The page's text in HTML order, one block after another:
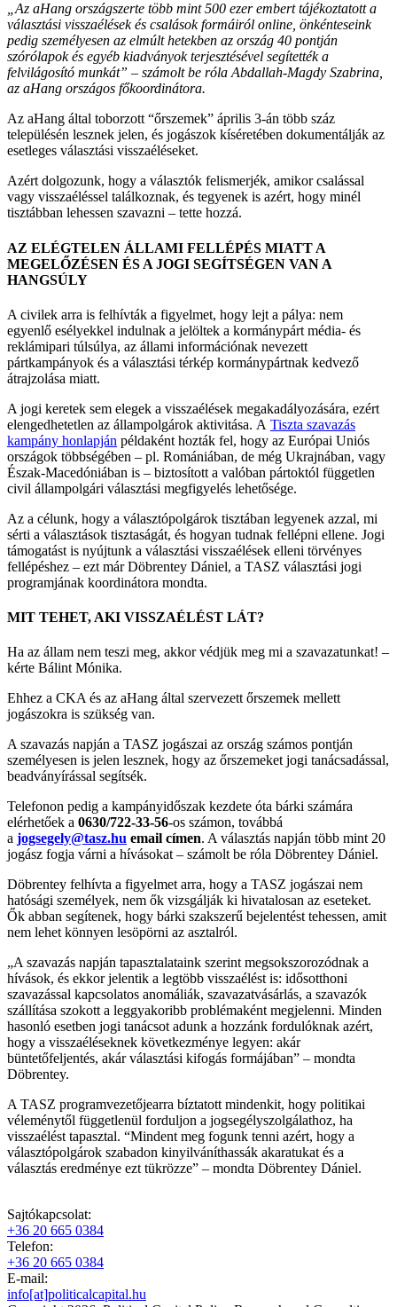
„Az aHang országszerte több mint 500 ezer embert tájékoztatott a
választási visszaélések és csalások formáiról online, önkénteseink
pedig személyesen az elmúlt hetekben az ország 40 pontján
szórólapok és egyéb kiadványok terjesztésével segítették a
felvilágosító munkát” – számolt be róla Abdallah-Magdy Szabrina,
az aHang országos főkoordinátora.
Az aHang által toborzott “őrszemek” április 3-án több száz
településén lesznek jelen, és jogászok kíséretében dokumentálják az
esetleges választási visszaéléseket.
Azért dolgozunk, hogy a választók felismerjék, amikor csalással
vagy visszaéléssel találkoznak, és tegyenek is azért, hogy minél
tisztábban lehessen szavazni – tette hozzá.
AZ ELÉGTELEN ÁLLAMI FELLÉPÉS MIATT A
MEGELŐZÉSEN ÉS A JOGI SEGÍTSÉGEN VAN A
HANGSÚLY
A civilek arra is felhívták a figyelmet, hogy lejt a pálya: nem
egyenlő esélyekkel indulnak a jelöltek a kormánypárt média- és
reklámipari túlsúlya, az állami információnak nevezett
pártkampányok és a választási térkép kormánypártnak kedvező
átrajzolása miatt.
A jogi keretek sem elegek a visszaélések megakadályozására, ezért
elengedhetetlen az állampolgárok aktivitása. A Tiszta szavazás
kampány honlapján példaként hozták fel, hogy az Európai Uniós
országok többségében – pl. Romániában, de még Ukrajnában, vagy
Észak-Macedóniában is – biztosított a valóban pártoktól független
civil állampolgári választási megfigyelés lehetősége.
Az a célunk, hogy a választópolgárok tisztában legyenek azzal, mi
sérti a választások tisztaságát, és hogyan tudnak fellépni ellene. Jogi
támogatást is nyújtunk a választási visszaélések elleni törvényes
fellépéshez – ezt már Döbrentey Dániel, a TASZ választási jogi
programjának koordinátora mondta.
MIT TEHET, AKI VISSZAÉLÉST LÁT?
Ha az állam nem teszi meg, akkor védjük meg mi a szavazatunkat! –
kérte Bálint Mónika.
Ehhez a CKA és az aHang által szervezett őrszemek mellett
jogászokra is szükség van.
A szavazás napján a TASZ jogászai az ország számos pontján
személyesen is jelen lesznek, hogy az őrszemeket jogi tanácsadással,
beadványírással segítsék.
Telefonon pedig a kampányidőszak kezdete óta bárki számára
elérhetőek a 0630/722-33-56-os számon, továbbá
a jogsegely@tasz.hu email címen. A választás napján több mint 20
jogász fogja várni a hívásokat – számolt be róla Döbrentey Dániel.
Döbrentey felhívta a figyelmet arra, hogy a TASZ jogászai nem
hatósági személyek, nem ők vizsgálják ki hivatalosan az eseteket.
Ők abban segítenek, hogy bárki szakszerű bejelentést tehessen, amit
nem lehet könnyen lesöpörni az asztalról.
„A szavazás napján tapasztalataink szerint megsokszorozódnak a
hívások, és ekkor jelentik a legtöbb visszaélést is: idősotthoni
szavazással kapcsolatos anomáliák, szavazatvásárlás, a szavazók
szállítása szokott a leggyakoribb problémaként megjelenni. Minden
hasonló esetben jogi tanácsot adunk a hozzánk fordulóknak azért,
hogy a visszaéléseknek következménye legyen: akár
büntetőfeljentés, akár választási kifogás formájában” – mondta
Döbrentey.
A TASZ programvezetőjearra bíztatott mindenkit, hogy politikai
véleménytől függetlenül forduljon a jogsegélyszolgálathoz, ha
visszaélést tapasztal. “Mindent meg fogunk tenni azért, hogy a
választópolgárok szabadon kinyilváníthassák akaratukat és a
választás eredménye ezt tükrözze” – mondta Döbrentey Dániel.
Sajtókapcsolat:
+36 20 665 0384
Telefon:
+36 20 665 0384
E-mail:
info[at]politicalcapital.hu